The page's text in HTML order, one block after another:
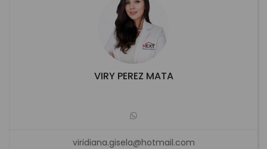
VIRY PEREZ MATA
viridiana.gisela@hotmail.com